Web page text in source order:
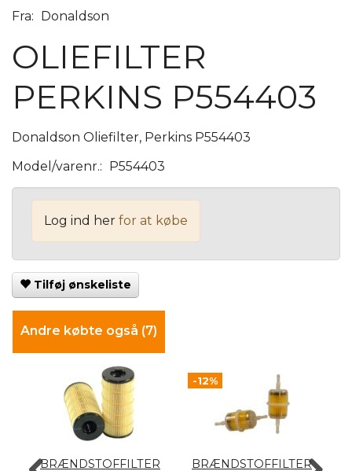
Fra: Donaldson
OLIEFILTER
PERKINS P554403
Donaldson Oliefilter, Perkins P554403
Model/varenr.: P554403
Log ind her for at købe
Tilføj ønskeliste
Andre købte også (7)
BRÆNDSTOFFILTER
-12%
BRÆNDSTOFFILTER